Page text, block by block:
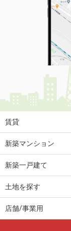
賃貸
新築マンション
新築一戸建て
土地を探す
店舗/事業用